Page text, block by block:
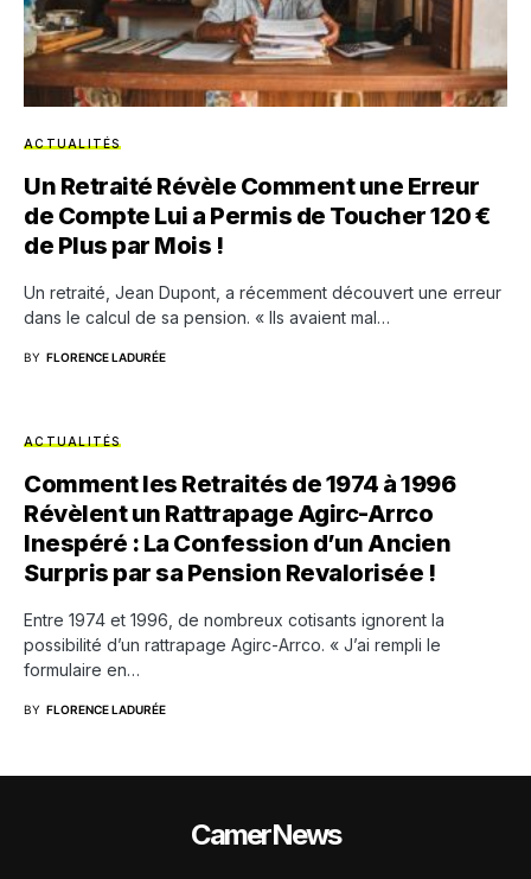
ACTUALITÉS
Un Retraité Révèle Comment une Erreur
de Compte Lui a Permis de Toucher 120 €
de Plus par Mois !
Un retraité, Jean Dupont, a récemment découvert une erreur
dans le calcul de sa pension. « Ils avaient mal…
BY FLORENCE LADURÉE
ACTUALITÉS
Comment les Retraités de 1974 à 1996
Révèlent un Rattrapage Agirc-Arrco
Inespéré : La Confession d’un Ancien
Surpris par sa Pension Revalorisée !
Entre 1974 et 1996, de nombreux cotisants ignorent la
possibilité d’un rattrapage Agirc-Arrco. « J’ai rempli le
formulaire en…
BY FLORENCE LADURÉE
CamerNews